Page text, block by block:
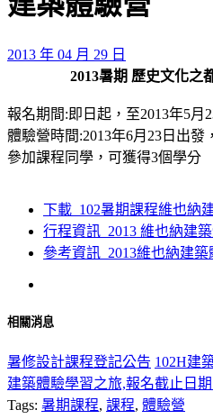
2013 年 04 月 29 日
2013暑期 歷史文化之
報名期間:即日起，至2013年5月
體驗營時間:2013年6月23日出發
參加課程同學，可獲得3個學分
下載_102暑期課程維也納
行程資訊_2013 維也納建
參考資訊_2013維也納建築
相關消息
暑修設計課程登記公告 102H建
建築體驗學習之旅,報名截止日期
Tags: 暑期課程, 課程, 體驗營